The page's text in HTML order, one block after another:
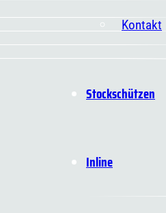
Kontakt
Stockschützen
Inline